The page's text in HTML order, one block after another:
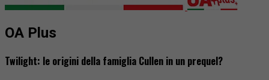
OA Plus
Twilight: le origini della famiglia Cullen in un prequel?